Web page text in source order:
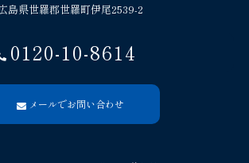
島県世羅郡世羅町伊尾2539-2
0120-10-8614
メールでお問い合わせ